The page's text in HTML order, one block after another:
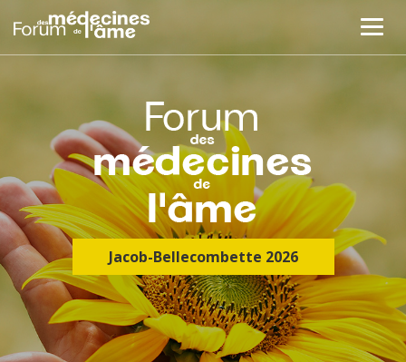
Jacob-Bellecombette 2026